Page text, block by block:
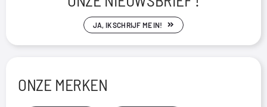
JA, IK SCHRIJF ME IN!
ONZE MERKEN